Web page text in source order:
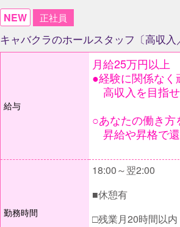
NEW
正社員
キャバクラのホールスタッフ〔高収入
給与
月給25万円以上
●経験に関係なく
高収入を目指せ
○あなたの働き方
昇給や昇格で還
勤務時間
18:00～翌2:00
■休憩有
□残業月20時間以内